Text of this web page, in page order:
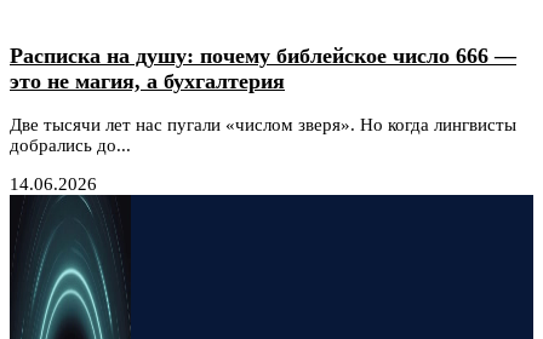
Расписка на душу: почему библейское число 666 —
это не магия, а бухгалтерия
Две тысячи лет нас пугали «числом зверя». Но когда лингвисты
добрались до...
14.06.2026